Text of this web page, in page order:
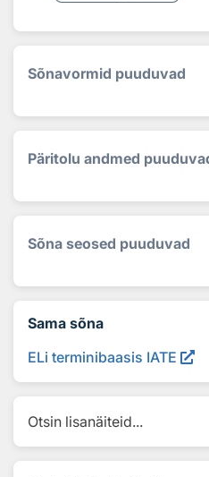
Sõnavormid puuduvad
Päritolu andmed
Sõna seosed puuduvad
Sama sõna
ELi terminibaasis IATE
Otsin lisanäiteid...